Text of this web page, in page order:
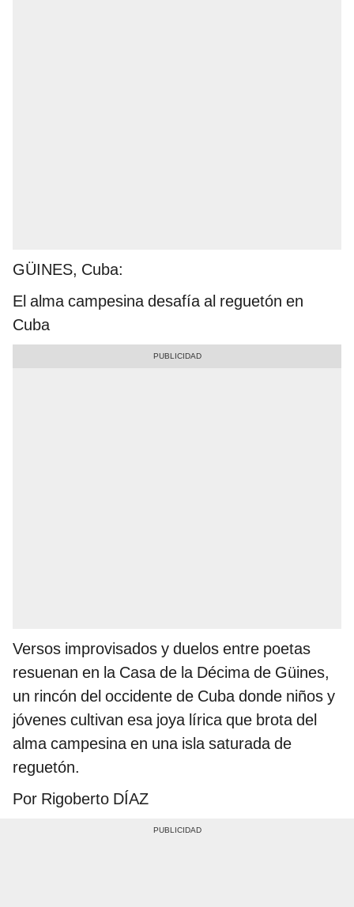
GÜINES, Cuba:
El alma campesina desafía al reguetón en
Cuba
Versos improvisados y duelos entre poetas
resuenan en la Casa de la Décima de Güines,
un rincón del occidente de Cuba donde niños y
jóvenes cultivan esa joya lírica que brota del
alma campesina en una isla saturada de
reguetón.
Por Rigoberto DÍAZ